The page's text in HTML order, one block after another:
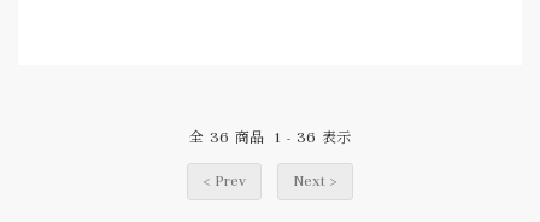
全 36 商品 1 - 36 表示
< Prev Next >